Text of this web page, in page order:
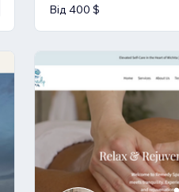
Від 400 $